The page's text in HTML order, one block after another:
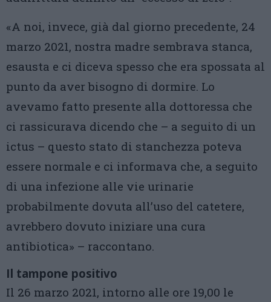
«A noi, invece, già dal giorno precedente, 24
marzo 2021, nostra madre sembrava stanca,
esausta e ci diceva spesso che era spossata al
punto da aver bisogno di dormire. Lo
avevamo fatto presente alla dottoressa che
ci rassicurava dicendo che – a seguito di un
ictus – questo stato di stanchezza poteva
essere normale e ci informava che, a seguito
di una infezione alle vie urinarie
probabilmente dovuta all’uso del catetere,
avrebbero dovuto iniziare una cura
antibiotica» – raccontano.
Il tampone positivo
Il 26 marzo 2021, intorno alle ore 19,00 le